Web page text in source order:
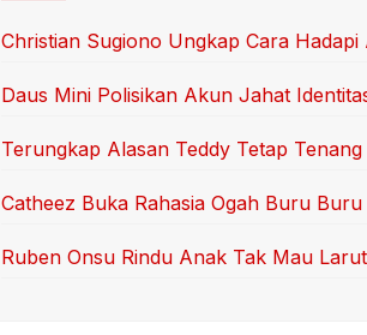
Christian Sugiono Ungkap Cara
Daus Mini Polisikan Akun Jahat
Terungkap Alasan Teddy Tetap
Catheez Buka Rahasia Ogah Buru
Ruben Onsu Rindu Anak Tak Mau